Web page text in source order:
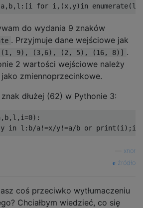
a, b, l :[i for i ,(x, y)in enumerate(l
do wydania 9 znaków
. Przyjmuje dane wejściowe jak
9), (3,6), (2, 5), (16, 8)]
.
2 wartości wejściowe należy
zmiennoprzecinkowe.
dłużej (62) w Pythonie 3:
, b, l , i=0):
y in l : b/a!=x/y!=a/b or print (i ); i
xnor
źródło
coś przeciwko wytłumaczeniu
Chciałbym wiedzieć, co się